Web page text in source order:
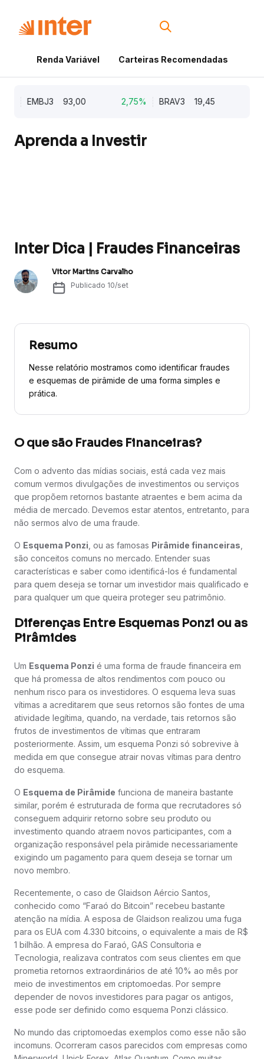
Renda Variável Carteiras Recomendadas
EMBJ3 93,00 2,75% BRAV3 19,45
Aprenda a Investir
Inter Dica | Fraudes Financeiras
Vitor Martins Carvalho
Publicado 10/set
Resumo
Nesse relatório mostramos como identificar fraudes
e esquemas de pirâmide de uma forma simples e
prática.
O que são Fraudes Financeiras?
Com o advento das mídias sociais, está cada vez mais
comum vermos divulgações de investimentos ou serviços
que propõem retornos bastante atraentes e bem acima da
média de mercado. Devemos estar atentos, entretanto, para
não sermos alvo de uma fraude.
O Esquema Ponzi , ou as famosas Pirâmide financeiras
são conceitos comuns no mercado. Entender suas
características e saber como identificá-los é fundamental
para quem deseja se tornar um investidor mais qualificado e
para qualquer um que queira proteger seu patrimônio.
Diferenças Entre Esquemas Ponzi ou as
Pirâmides
Um Esquema Ponzi é uma forma de fraude financeira em
que há promessa de altos rendimentos com pouco ou
nenhum risco para os investidores. O esquema leva suas
vítimas a acreditarem que seus retornos são fontes de uma
atividade legítima, quando, na verdade, tais retornos são
frutos de investimentos de vítimas que entraram
posteriormente. Assim, um esquema Ponzi só sobrevive à
medida em que consegue atrair novas vítimas para dentro
do esquema.
O Esquema de Pirâmide funciona de maneira bastante
similar, porém é estruturada de forma que recrutadores só
conseguem adquirir retorno sobre seu produto ou
investimento quando atraem novos participantes, com a
organização responsável pela pirâmide necessariamente
exigindo um pagamento para quem deseja se tornar um
novo membro.
Recentemente, o caso de Glaidson Aércio Santos,
conhecido como “Faraó do Bitcoin” recebeu bastante
atenção na mídia. A esposa de Glaidson realizou uma fuga
para os EUA com 4.330 bitcoins, o equivalente a mais de R$
1 bilhão. A empresa do Faraó, GAS Consultoria e
Tecnologia, realizava contratos com seus clientes em que
prometia retornos extraordinários de até 10% ao mês por
meio de investimentos em criptomoedas. Por sempre
depender de novos investidores para pagar os antigos,
esse pode ser definido como esquema Ponzi clássico.
No mundo das criptomoedas exemplos como esse não são
incomuns. Ocorreram casos parecidos com empresas como